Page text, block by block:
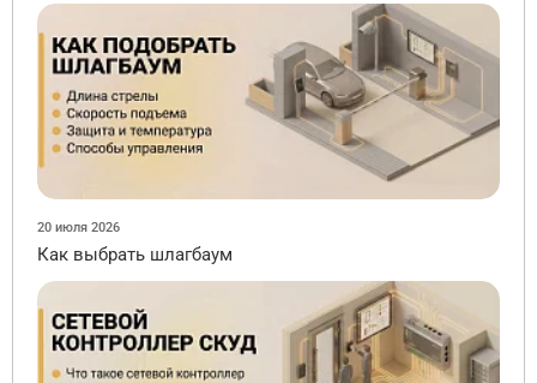
20 июля 2026
Как выбрать шлагбаум